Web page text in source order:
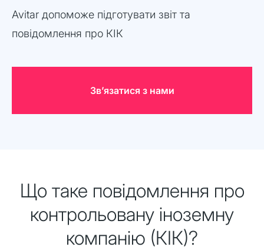
Avitar допоможе підготувати звіт та
повідомлення про КІК
Звʼязатися з нами
Що таке повідомлення про
контрольовану іноземну
компанію (КІК)?